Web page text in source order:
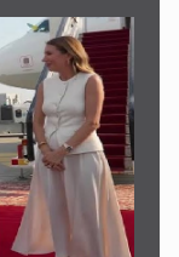
vəzifələr verilib